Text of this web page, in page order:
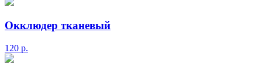
Окклюдер тканевый
120 р.